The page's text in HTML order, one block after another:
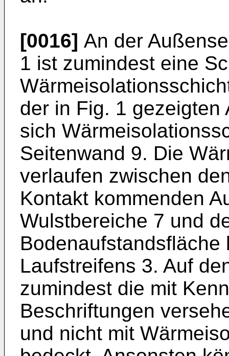
[0016] An der
1 ist zumindest eine
der in Fig. 1 gezeigten
sich
Seitenwand 9. Die
verlaufen zwischen
Kontakt kommenden
Wulstbereiche 7 und
Bodenaufstandsfläche
Laufstreifens 3. Auf
zumindest die mit
Beschriftungen
und nicht mit